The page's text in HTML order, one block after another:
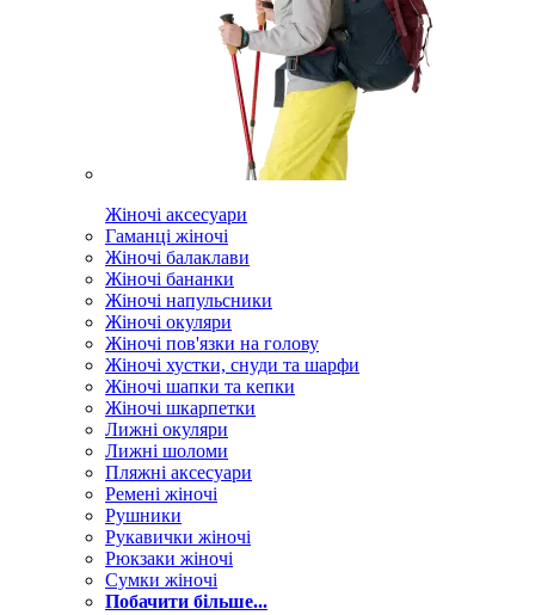
Жіночі аксесуари
Гаманці жіночі
Жіночі балаклави
Жіночі бананки
Жіночі напульсники
Жіночі окуляри
Жіночі пов'язки на голову
Жіночі хустки, снуди та шарфи
Жіночі шапки та кепки
Жіночі шкарпетки
Лижні окуляри
Лижні шоломи
Пляжні аксесуари
Ремені жіночі
Рушники
Рукавички жіночі
Рюкзаки жіночі
Сумки жіночі
Побачити більше...